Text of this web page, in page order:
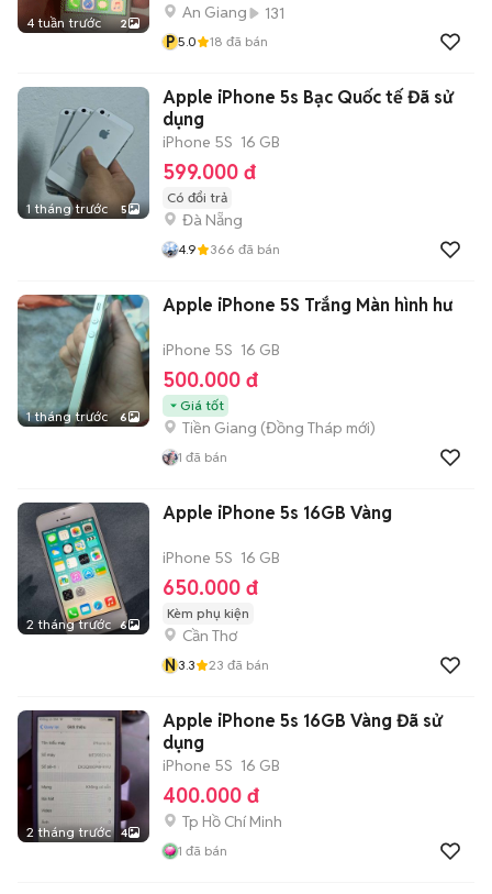
4 tuần trước 2
An Giang
131
P 5.0 18 đã bán
1 tháng trước 5
Apple iPhone 5s Bạc Quốc tế Đã sử
dụng
iPhone 5S 16 GB
599.000 đ
Có đổi trả
Đà Nẵng
4.9 366 đã bán
1 tháng trước 6
Apple iPhone 5S Trắng Màn hình hư
iPhone 5S 16 GB
500.000 đ
Giá tốt
Tiền Giang (Đồng Tháp mới)
1 đã bán
2 tháng trước 6
Apple iPhone 5s 16GB Vàng
iPhone 5S 16 GB
650.000 đ
Kèm phụ kiện
Cần Thơ
N3.3 23 đã bán
2 tháng trước 4
Apple iPhone 5s 16GB Vàng Đã sử
dụng
iPhone 5S 16 GB
400.000 đ
Tp Hồ Chí Minh
1 đã bán